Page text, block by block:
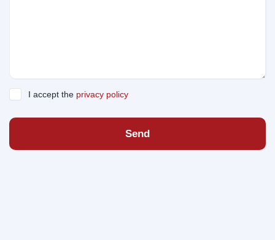
I accept the privacy policy
Send